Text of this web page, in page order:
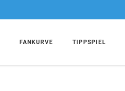
FANKURVE TIPPSPIEL